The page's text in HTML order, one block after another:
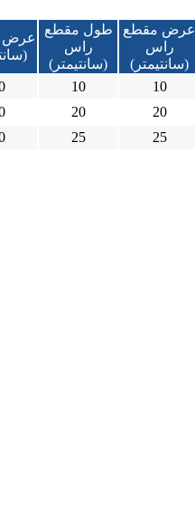
عرض
(سانتیمتر)
طول مقطع
راس
(سانتیمتر)
عرض مقطع
راس
(سانتیمتر)
10 10
20 20
25 25